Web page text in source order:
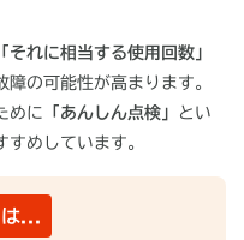
「それに相当する使用回数」
の可能性が高まります。
めに 「あんしん点検」
とい
めしています。
は...